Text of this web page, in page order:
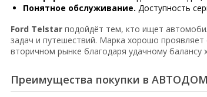
Понятное обслуживание. Доступность
Ford Telstar подойдёт тем, кто ищет
задач и путешествий. Марка хорошо проявляет
вторичном рынке благодаря удачному балансу
Преимущества покупки в АВТОДОМ